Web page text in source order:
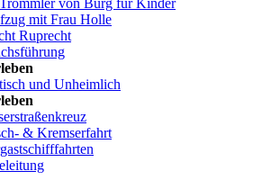
von Burg für Kinder
mit Frau Holle
Ruprecht
und Unheimlich
& Kremserfahrt